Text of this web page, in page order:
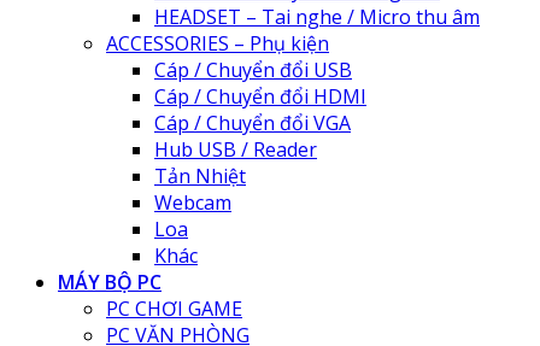
HEADSET – Tai nghe / Micro thu âm
ACCESSORIES – Phụ kiện
Cáp / Chuyển đổi USB
Cáp / Chuyển đổi HDMI
Cáp / Chuyển đổi VGA
Hub USB / Reader
Tản Nhiệt
Webcam
Loa
Khác
MÁY BỘ PC
PC CHƠI GAME
PC VĂN PHÒNG